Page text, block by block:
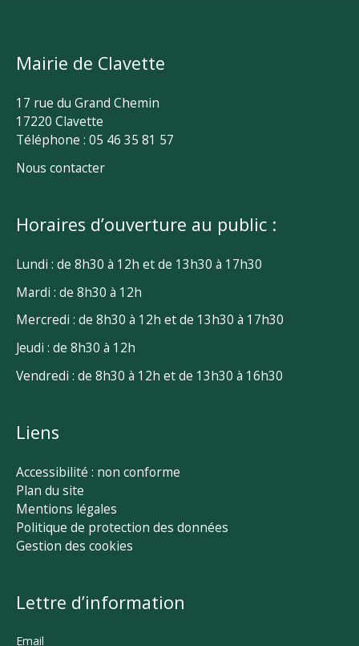
Mairie de Clavette
17 rue du Grand Chemin
17220 Clavette
Téléphone : 05 46 35 81 57
Nous contacter
Horaires d’ouverture au public :
Lundi : de 8h30 à 12h et de 13h30 à 17h30
Mardi : de 8h30 à 12h
Mercredi : de 8h30 à 12h et de 13h30 à 17h30
Jeudi : de 8h30 à 12h
Vendredi : de 8h30 à 12h et de 13h30 à 16h30
Liens
Accessibilité : non conforme
Plan du site
Mentions légales
Politique de protection des données
Gestion des cookies
Lettre d’information
Email